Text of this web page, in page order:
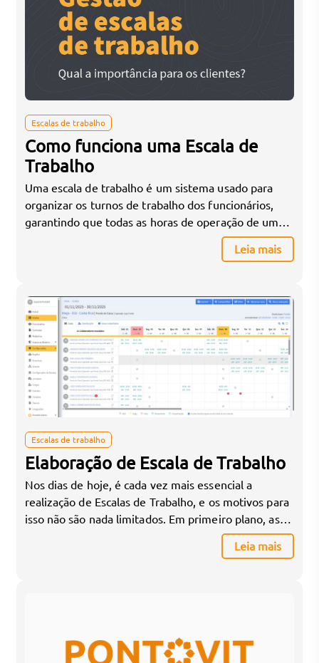
Escalas de trabalho
Como funciona uma Escala de
Trabalho
Uma escala de trabalho é um sistema usado para
organizar os turnos de trabalho dos funcionários,
garantindo que todas as horas de operação de uma
empresa sejam cobertas. Ela é especialmente
importante em setores que operam fora do horário
e como ela […]
Leia mais
Escalas de trabalho
Elaboração de Escala de Trabalho
Nos dias de hoje, é cada vez mais essencial a
realização de Escalas de Trabalho, e os motivos para
isso não são nada limitados. Em primeiro plano, as
escalas de trabalho são necessárias pela própria
organização do trabalho. Sem elas, a sua empresa
Leia mais